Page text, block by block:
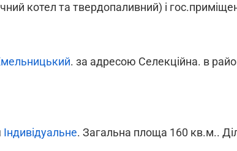
котел та твердопаливний) і
. за адресою Селекційна. в
Індивідуальне. Загальна площа 160 кв.м..